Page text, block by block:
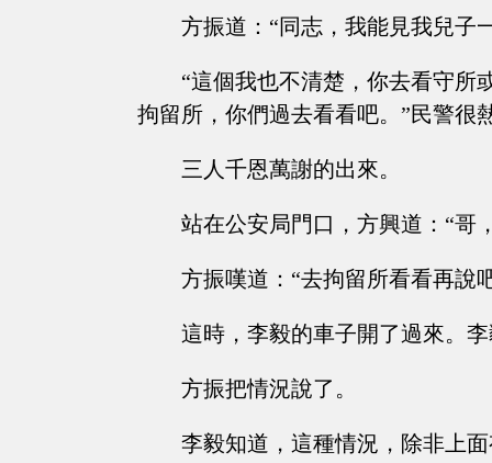
方振道：“同志，我能見我兒子
“這個我也不清楚，你去看守所
拘留所，你們過去看看吧。”民警很
三人千恩萬謝的出來。
站在公安局門口，方興道：“哥
方振嘆道：“去拘留所看看再說
這時，李毅的車子開了過來。
方振把情況說了。
李毅知道，這種情況，除非上